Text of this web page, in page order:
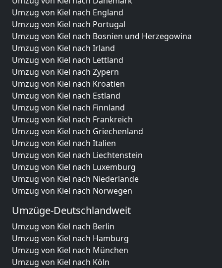
Umzug von Kiel nach England
Umzug von Kiel nach Portugal
Umzug von Kiel nach Bosnien und Herzegowina
Umzug von Kiel nach Irland
Umzug von Kiel nach Lettland
Umzug von Kiel nach Zypern
Umzug von Kiel nach Kroatien
Umzug von Kiel nach Estland
Umzug von Kiel nach Finnland
Umzug von Kiel nach Frankreich
Umzug von Kiel nach Griechenland
Umzug von Kiel nach Italien
Umzug von Kiel nach Liechtenstein
Umzug von Kiel nach Luxemburg
Umzug von Kiel nach Niederlande
Umzug von Kiel nach Norwegen
Umzüge-Deutschlandweit
Umzug von Kiel nach Berlin
Umzug von Kiel nach Hamburg
Umzug von Kiel nach München
Umzug von Kiel nach Köln